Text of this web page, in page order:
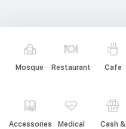
Mosque Restaurant Cafe
Accessories Medical
Cash &